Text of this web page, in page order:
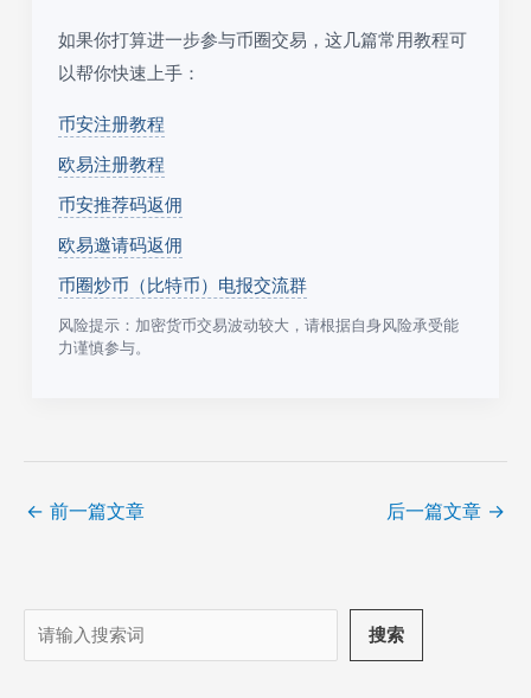
如果你打算进一步参与币圈交易，这几篇常用教程可
以帮你快速上手：
币安注册教程
欧易注册教程
币安推荐码返佣
欧易邀请码返佣
币圈炒币（比特币）电报交流群
风险提示：加密货币交易波动较大，请根据自身风险承受能
力谨慎参与。
← 前一篇文章 后一篇文章 →
搜
索
搜索